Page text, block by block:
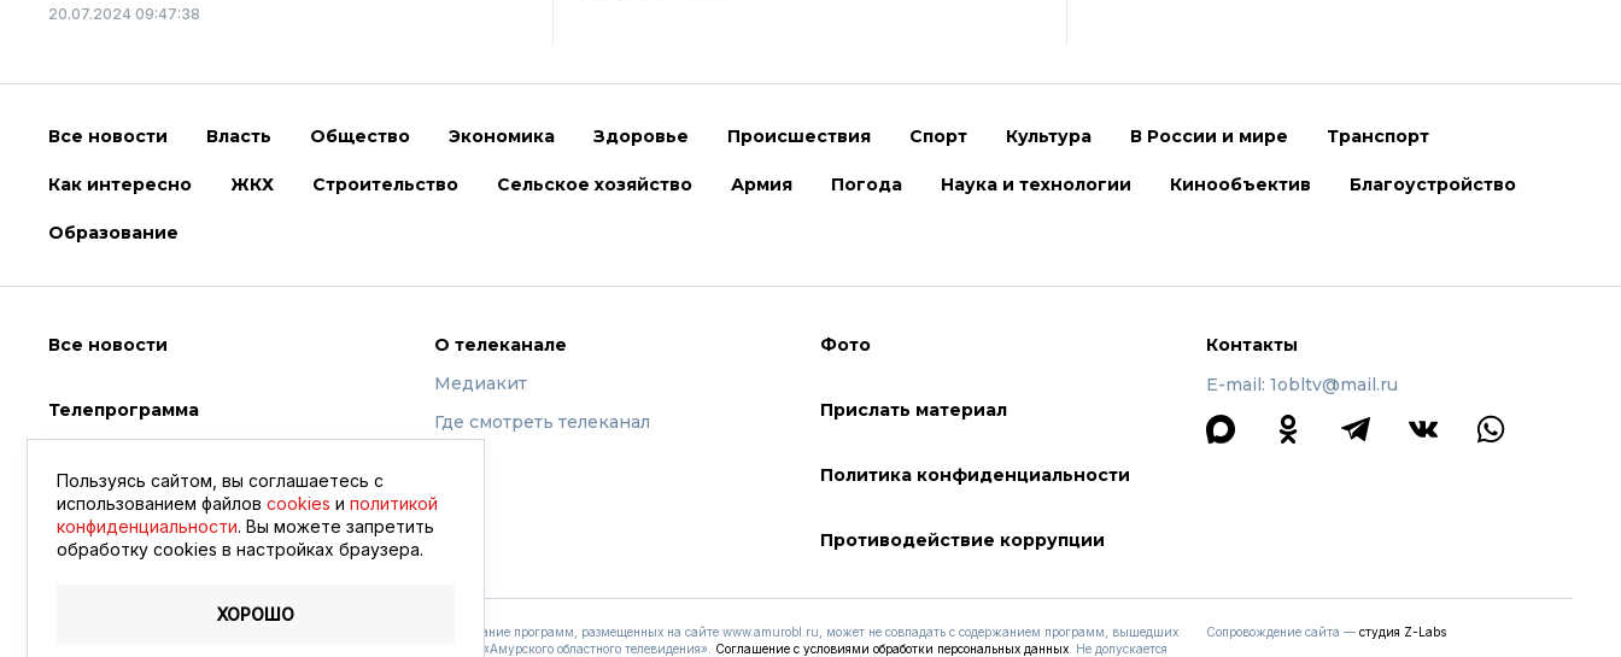
20.07.2024 09:47:38
Все новости Власть Общество Экономика Здоровье Происшествия Спорт Культура В России и мире Транспорт
Как интересно ЖКХ Строительство Сельское хозяйство Армия Погода Наука и технологии Кинообъектив Благоустройство
Образование
Все новости
Телепрограмма
Видео
О телеканале
Медиакит
Где смотреть телеканал
Фото
Прислать материал
Политика конфиденциальности
Противодействие коррупции
Контакты
E-mail: 1obltv@mail.ru
Содержание программ, размещенных на сайте www.amurobl.ru, может не совпадать с содержанием программ, вышедших
в эфире «Амурского областного телевидения». Соглашение с условиями обработки персональных данных . Не допускается
Сопровождение сайта — студия Z-Labs
Пользуясь сайтом, вы соглашаетесь с
использованием файлов cookies и политикой
конфиденциальности. Вы можете запретить
обработку сookies в настройках браузера.
ХОРОШО